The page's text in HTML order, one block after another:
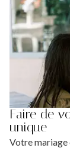
Faire de
unique
Votre mariage